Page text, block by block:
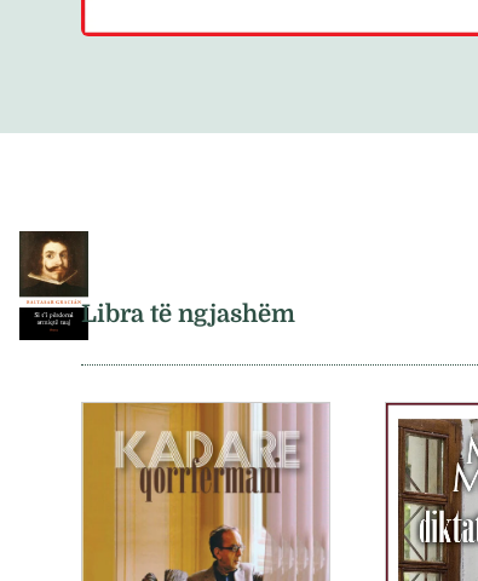
Libra të ngjashëm